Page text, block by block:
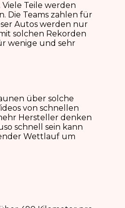
Teile werden
Die Teams zahlen für
Autos werden nur
solchen Rekorden
wenige und sehr
über solche
von schnellen
Hersteller denken
schnell sein kann
Wettlauf um